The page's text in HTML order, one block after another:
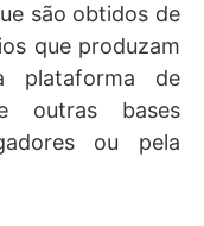
são obtidos de
que produzam
plataforma de
outras bases
ou pela